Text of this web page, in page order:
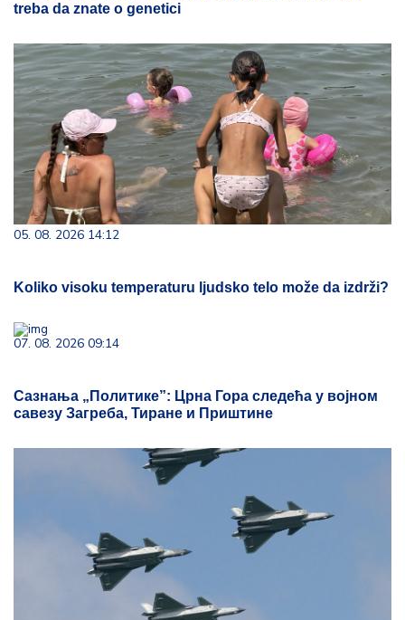
treba da znate o genetici
05. 08. 2026 14:12
Koliko visoku temperaturu ljudsko telo može da izdrži?
07. 08. 2026 09:14
Сазнања „Политике”: Црна Гора следећа у војном
савезу Загреба, Тиране и Приштине